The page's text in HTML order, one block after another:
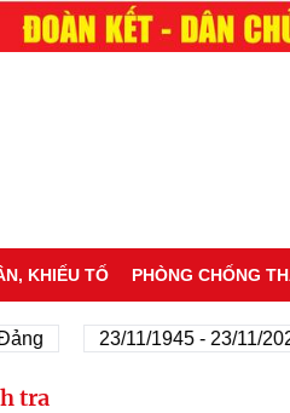
KHIẾU TỐ PHÒNG CHỐNG
23/11/1945 - 23/11/2025
tra